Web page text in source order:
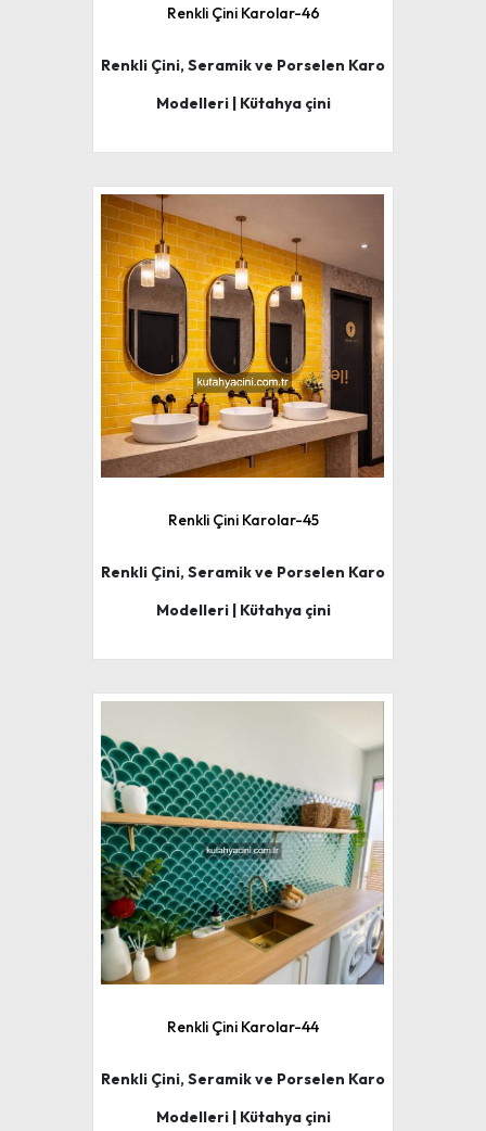
Renkli Çini Karolar-46
Renkli Çini, Seramik ve Porselen Karo
Modelleri | Kütahya çini
Renkli Çini Karolar-45
Renkli Çini, Seramik ve Porselen Karo
Modelleri | Kütahya çini
Renkli Çini Karolar-44
Renkli Çini, Seramik ve Porselen Karo
Modelleri | Kütahya çini